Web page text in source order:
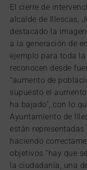
El cierre de
alcalde de Illescas,
destacado la
a la generación de
ejemplo para toda
reconocen desde
“aumento de
supuesto el
ha bajado”, con lo
Ayuntamiento de
están
haciendo
objetivos “hay que
la ciudadanía, una